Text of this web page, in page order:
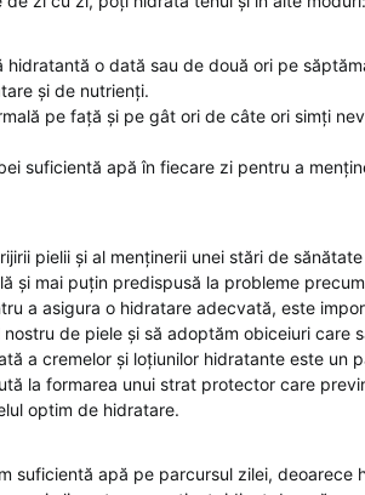
hidratantă o dată sau de două ori pe
și de nutrienți.
pe față și pe gât ori de câte ori simți
suficientă apă în fiecare zi pentru a
pielii și al menținerii unei stări de
și mai puțin predispusă la probleme
a asigura o hidratare adecvată, este
de piele și să adoptăm obiceiuri care
a cremelor și loțiunilor hidratante este un
la formarea unui strat protector care
optim de hidratare.
suficientă apă pe parcursul zilei, deoarece